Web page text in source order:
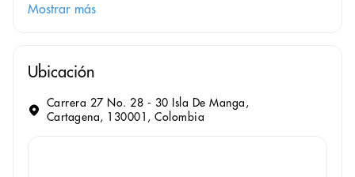
Mostrar más
Ubicación
Carrera 27 No. 28 - 30 Isla De Manga,
Cartagena, 130001, Colombia